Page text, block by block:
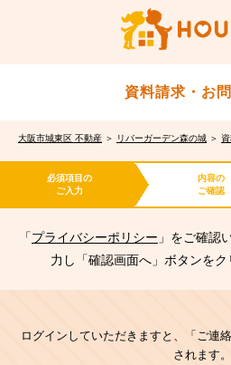
資料請求・お
大阪市城東区 不動産 ＞ リバーガーデン森の城 ＞
必須項目の
ご入力
内容の
ご確認
「プライバシーポリシー 」をご確認
力し「確認画面へ」ボタンをク
ログインしていただきますと、「ご連
されます。